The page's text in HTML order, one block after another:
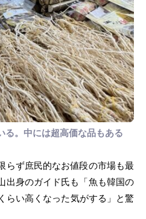
る。中には超高価な品もある
ず庶民的なお値段の市場も最
出身のガイド氏も「魚も韓国の
らい高くなった気がする」と驚